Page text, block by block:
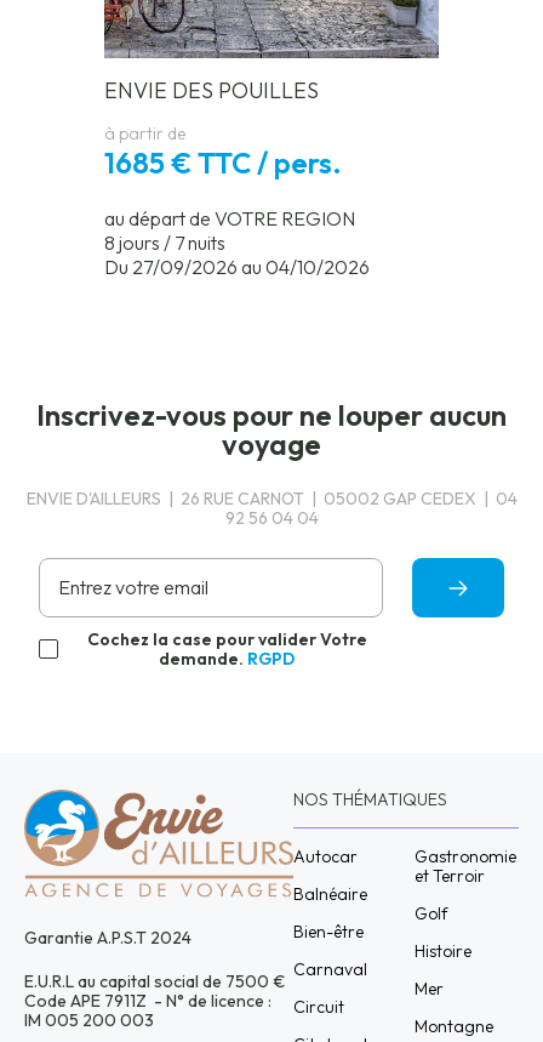
ENVIE DES POUILLES
à partir de
1685 € TTC / pers.
au départ de VOTRE REGION
8 jours / 7 nuits
Du 27/09/2026 au 04/10/2026
Inscrivez-vous pour ne louper aucun
voyage
ENVIE D'AILLEURS | 26 RUE CARNOT | 05002 GAP CEDEX | 04
92 56 04 04
Cochez la case pour valider Votre
demande. RGPD
Garantie A.P.S.T 2024
E.U.R.L au capital social de 7500 €
Code APE 7911Z - N° de licence :
IM 005 200 003
NOS THÉMATIQUES
Autocar
Balnéaire
Bien-être
Carnaval
Circuit
Gastronomie
et Terroir
Golf
Histoire
Mer
Montagne